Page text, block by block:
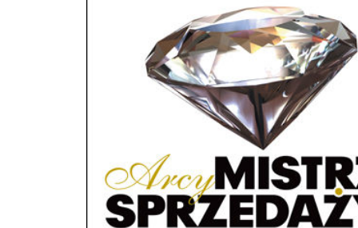
Goliatem, tak i Ty masz szansę wygrać z Twoim dręczycielem lub nawet całą
A celnie rzuconym kamieniem niech stanie się wiedza zawarta w tej książce.
natomiast reprezentujesz pracodawcę, w którego zakładzie dochodzi do
praktyk, Twoim obowiązkiem narzuconym przez prawo jest im zapobiec. Nie
pozwól, by sprawy zaszły za daleko! Rozpoznawanie mobbingu i terroru
Kultury organizacyjne sprzyjające rozwojowi niezdrowej atmosfery Procedury
antymobbingowe Roszczenia dręczonych pracowników Formy pomocy ofiarom
mobbingu Przeczytaj wywiad z autorem